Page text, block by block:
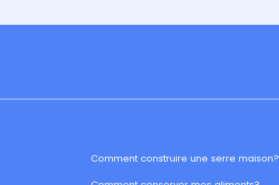
Comment construire une serre maison?